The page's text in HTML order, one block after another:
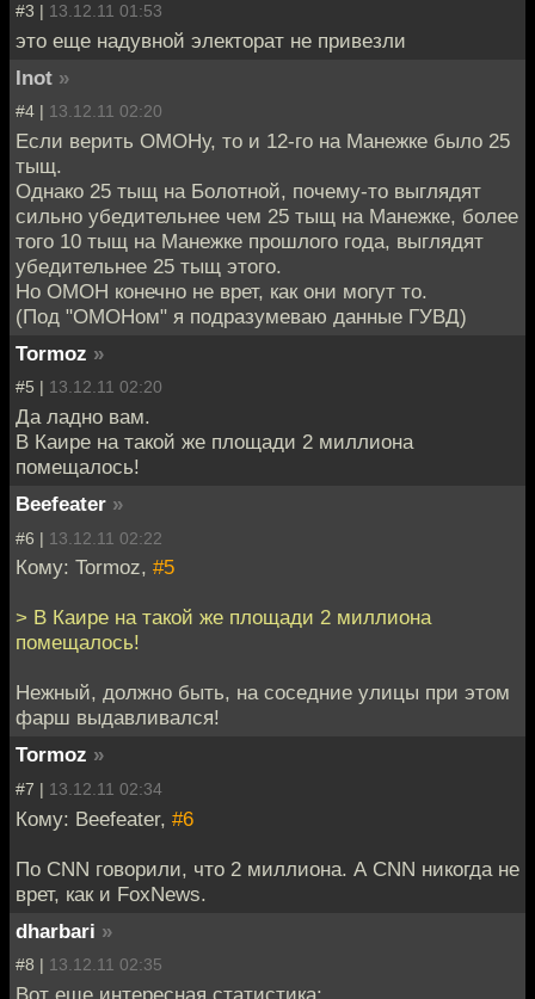
#3 | 13.12.11 01:53
это еще надувной электорат не привезли
Inot »
#4 | 13.12.11 02:20
Если верить ОМОНу, то и 12-го на Манежке было 25
тыщ.
Однако 25 тыщ на Болотной, почему-то выглядят
сильно убедительнее чем 25 тыщ на Манежке, более
того 10 тыщ на Манежке прошлого года, выглядят
убедительнее 25 тыщ этого.
Но ОМОН конечно не врет, как они могут то.
(Под "ОМОНом" я подразумеваю данные ГУВД)
Tormoz »
#5 | 13.12.11 02:20
Да ладно вам.
В Каире на такой же площади 2 миллиона
помещалось!
Beefeater »
#6 | 13.12.11 02:22
Кому: Tormoz, #5
> В Каире на такой же площади 2 миллиона
помещалось!
Нежный, должно быть, на соседние улицы при этом
фарш выдавливался!
Tormoz »
#7 | 13.12.11 02:34
Кому: Beefeater, #6
По CNN говорили, что 2 миллиона. А CNN никогда не
врет, как и FoxNews.
dharbari »
#8 | 13.12.11 02:35
Вот еще интересная статистика: